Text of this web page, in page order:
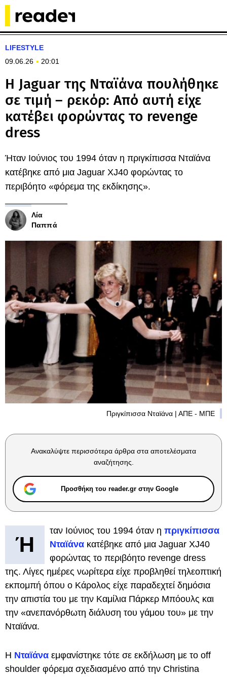
LIFESTYLE
09.06.26
20:01
Η Jaguar της Νταϊάνα πουλήθηκε
σε τιμή – ρεκόρ: Από αυτή είχε
κατέβει φορώντας το revenge
dress
Ήταν Ιούνιος του 1994 όταν η πριγκίπισσα Νταϊάνα
κατέβηκε από μια Jaguar XJ40 φορώντας το
περιβόητο «φόρεμα της εκδίκησης».
Λία
Παππά
Πριγκίπισσα Νταϊάνα | ΑΠΕ - ΜΠΕ
Ανακαλύψτε περισσότερα άρθρα στα αποτελέσματα
αναζήτησης.
Προσθήκη του reader.gr στην Google
Ή
ταν Ιούνιος του 1994 όταν η πριγκίπισσα
Νταϊάνα κατέβηκε από μια Jaguar XJ40
φορώντας το περιβόητο revenge dress
της. Λίγες ημέρες νωρίτερα είχε προβληθεί τηλεοπτική
εκπομπή όπου ο Κάρολος είχε παραδεχτεί δημόσια
την απιστία του με την Καμίλια Πάρκερ Μπόουλς και
την «ανεπανόρθωτη διάλυση του γάμου του» με την
Νταϊάνα.
Η Νταϊάνα εμφανίστηκε τότε σε εκδήλωση με το off
shoulder φόρεμα σχεδιασμένο από την Christina